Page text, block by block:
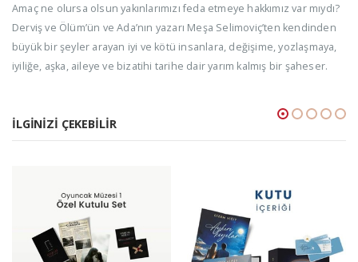
Amaç ne olursa olsun yakınlarımızı feda etmeye hakkımız var mıydı?
Derviş ve Ölüm’ün ve Ada’nın yazarı Meşa Selimoviç’ten kendinden
büyük bir şeyler arayan iyi ve kötü insanlara, değişime, yozlaşmaya,
iyiliğe, aşka, aileye ve bizatihi tarihe dair yarım kalmış bir şaheser.
İLGINIZI ÇEKEBILIR